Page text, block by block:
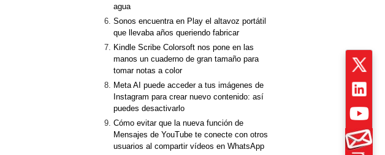
agua
Sonos encuentra en Play el altavoz portátil
que llevaba años queriendo fabricar
Kindle Scribe Colorsoft nos pone en las
manos un cuaderno de gran tamaño para
tomar notas a color
Meta AI puede acceder a tus imágenes de
Instagram para crear nuevo contenido: así
puedes desactivarlo
Cómo evitar que la nueva función de
Mensajes de YouTube te conecte con otros
usuarios al compartir vídeos en WhatsApp